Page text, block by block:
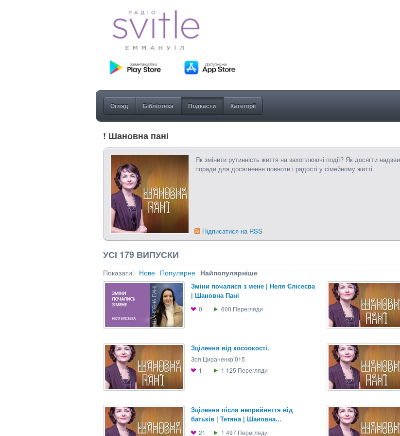
Огляд Бібліотека Подкасти Категорії
! Шановна пані
Як змінити рутинність життя на захоплюючі події? Як досягти
поради для досягнення повноти і радості у сімейному житті.
Підписатися на RSS
УСІ 179 ВИПУСКИ
Показати: Нове Популярне Найпопулярніше
Зміни почалися з мене | Неля Єлісеєва
| Шановна Пані
0 600 Перегляди
Зцілення від косоокості.
Зоя Цираненко 015
1
1 125 Перегляди
Зцілення після неприйняття від
батьків | Тетяна | Шановна...
21 1 497 Перегляди